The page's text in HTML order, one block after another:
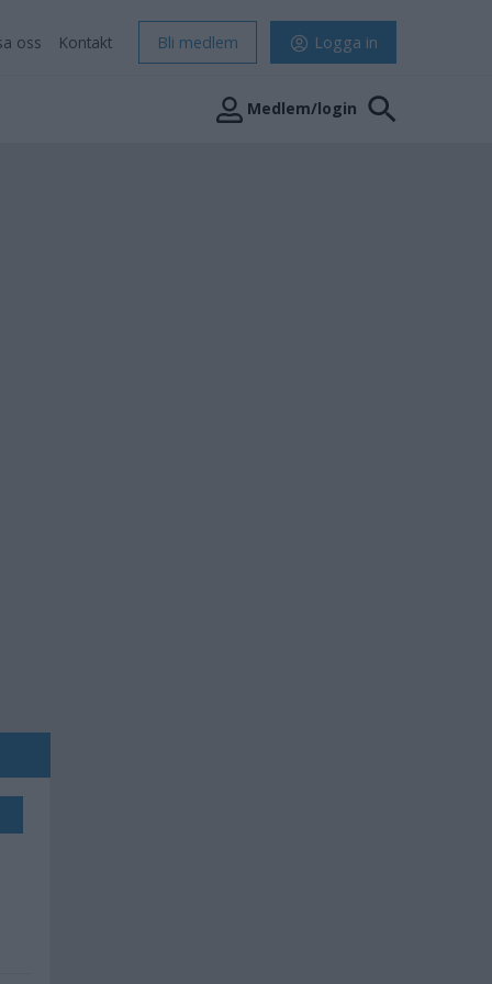
oss Kontakt Bli medlem Logga in
Medlem/login